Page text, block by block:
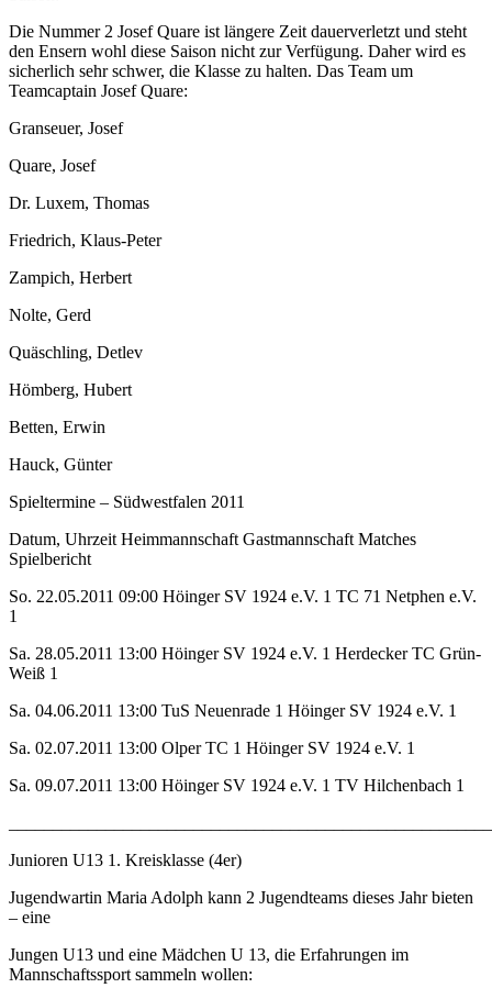
Die Nummer 2 Josef Quare ist längere Zeit dauerverletzt und steht
den Ensern wohl diese Saison nicht zur Verfügung. Daher wird es
sicherlich sehr schwer, die Klasse zu halten. Das Team um
Teamcaptain Josef Quare:
Granseuer, Josef
Quare, Josef
Dr. Luxem, Thomas
Friedrich, Klaus-Peter
Zampich, Herbert
Nolte, Gerd
Quäschling, Detlev
Hömberg, Hubert
Betten, Erwin
Hauck, Günter
Spieltermine – Südwestfalen 2011
Datum, Uhrzeit Heimmannschaft Gastmannschaft Matches
Spielbericht
So. 22.05.2011 09:00 Höinger SV 1924 e.V. 1 TC 71 Netphen e.V.
1
Sa. 28.05.2011 13:00 Höinger SV 1924 e.V. 1 Herdecker TC Grün-
Weiß 1
Sa. 04.06.2011 13:00 TuS Neuenrade 1 Höinger SV 1924 e.V. 1
Sa. 02.07.2011 13:00 Olper TC 1 Höinger SV 1924 e.V. 1
Sa. 09.07.2011 13:00 Höinger SV 1924 e.V. 1 TV Hilchenbach 1
Junioren U13 1. Kreisklasse (4er)
Jugendwartin Maria Adolph kann 2 Jugendteams dieses Jahr bieten
– eine
Jungen U13 und eine Mädchen U 13, die Erfahrungen im
Mannschaftssport sammeln wollen: